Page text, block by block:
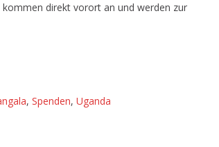
direkt vorort an und werden zur
, Spenden, Uganda